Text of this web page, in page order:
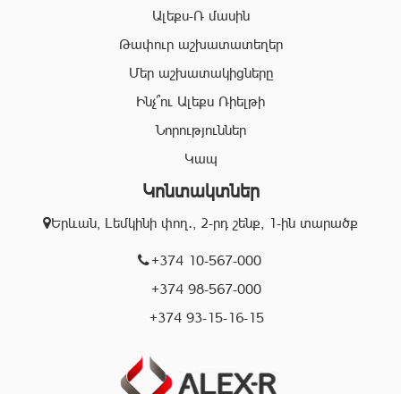
ոլորտում:
շնորհիվ՝ «Ալեքս-Ռ» ընկերության պրոֆեսիոնալ
անձնակազմը Ձեզ կօգնի իրականացնել շահավետ
գործարքներ՝ ապահովելով գործարքի գաղտնիությունը, և
զերծ մնալ գործարքի ընթացքում բարձր ռիսկերից՝
«Ալեքս-Ռ» ընկերության իրավաբանական բաժնի
աշխատակիցները կապահովեն Ձեր գործարքների
օրինականությունը, փաստաթղթերի ճշտությունը և
ծագած ցանկացած խնդիրների արագ և որակյալ
Մենք գործում ենք Երևան քաղաքի տարբեր
կատարել ճիշտ, արագ և շահավետ գործարքներ:
Ալեքս-Ռ մասին
Թափուր աշխատատեղեր
Մեր աշխատակիցները
Ինչ՞ու Ալեքս Ռիելթի
Նորություններ
Կապ
Կոնտակտներ
Երևան, Լեմկինի փող․, 2-րդ շենք, 1-ին տարածք
+374 10-567-000
+374 98-567-000
+374 93-15-16-15